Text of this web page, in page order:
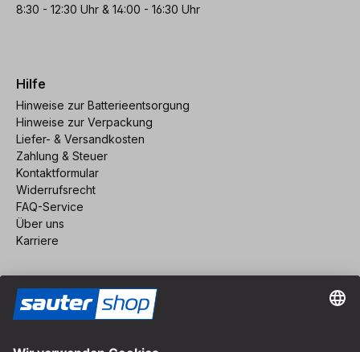
8:30 - 12:30 Uhr & 14:00 - 16:30 Uhr
Hilfe
Hinweise zur Batterieentsorgung
Hinweise zur Verpackung
Liefer- & Versandkosten
Zahlung & Steuer
Kontaktformular
Widerrufsrecht
FAQ-Service
Über uns
Karriere